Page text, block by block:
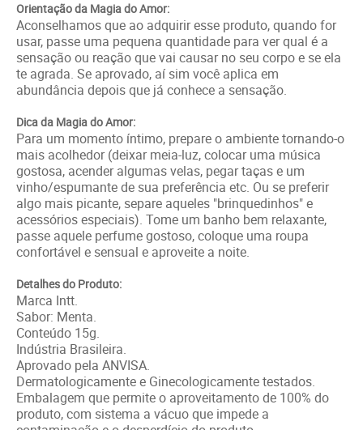
Orientação da Magia do Amor:
Aconselhamos que ao adquirir esse produto, quando for
usar, passe uma pequena quantidade para ver qual é a
sensação ou reação que vai causar no seu corpo e se ela
te agrada. Se aprovado, aí sim você aplica em
abundância depois que já conhece a sensação.
Dica da Magia do Amor:
Para um momento íntimo, prepare o ambiente tornando-o
mais acolhedor (deixar meia-luz, colocar uma música
gostosa, acender algumas velas, pegar taças e um
vinho/espumante de sua preferência etc. Ou se preferir
algo mais picante, separe aqueles "brinquedinhos" e
acessórios especiais). Tome um banho bem relaxante,
passe aquele perfume gostoso, coloque uma roupa
confortável e sensual e aproveite a noite.
Detalhes do Produto:
Marca Intt.
Sabor: Menta.
Conteúdo 15g.
Indústria Brasileira.
Aprovado pela ANVISA.
Dermatologicamente e Ginecologicamente testados.
Embalagem que permite o aproveitamento de 100% do
produto, com sistema a vácuo que impede a